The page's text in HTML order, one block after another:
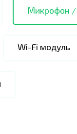
Микрофон
Wi-Fi модуль